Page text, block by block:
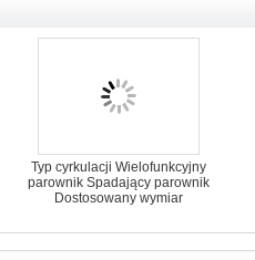
Typ cyrkulacji Wielofunkcyjny
parownik Spadający parownik
Dostosowany wymiar